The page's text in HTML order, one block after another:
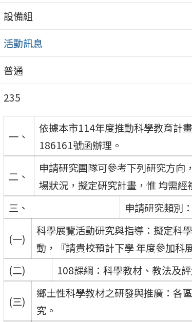
設備組
活動訊息
普通
235
一、
依據本市114年度推動科學教育計
186161號函辦理。
二、
申請研究團隊可參考下列研究方向
場狀況，擬定研究計畫，惟 均需
三、
申請研究類別：
(一)
科學展覽活動研究與指導：擬定科
動，『請貴校預計下學 年度參加科
(二)
108課綱：科學教材、教法及
(三)
鄉土性科學教材之研發與推廣：各
究。